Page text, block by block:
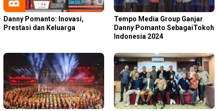
Danny Pomanto: Inovasi,
Prestasi dan Keluarga
Tempo Media Group Ganjar
Danny Pomanto SebagaiTokoh
Indonesia 2024